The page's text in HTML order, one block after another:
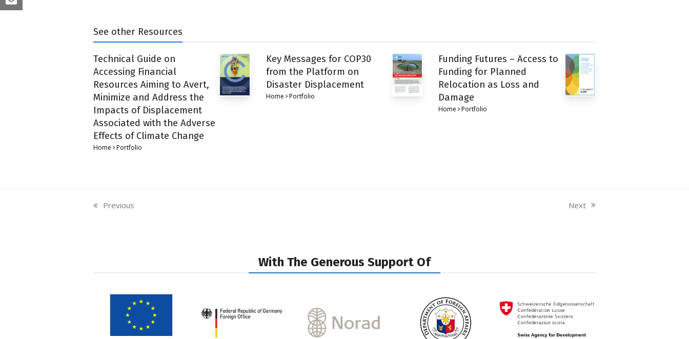
Share
See other Resources
Technical Guide on
Accessing Financial
Resources Aiming to Avert,
Minimize and Address the
Impacts of Displacement
Associated with the Adverse
Effects of Climate Change
Home Portfolio
Key Messages for COP30
from the Platform on
Disaster Displacement
Home Portfolio
Funding Futures – Access to
Funding for Planned
Relocation as Loss and
Damage
Home Portfolio
previous
Previous
next
Next
With The Generous Support Of